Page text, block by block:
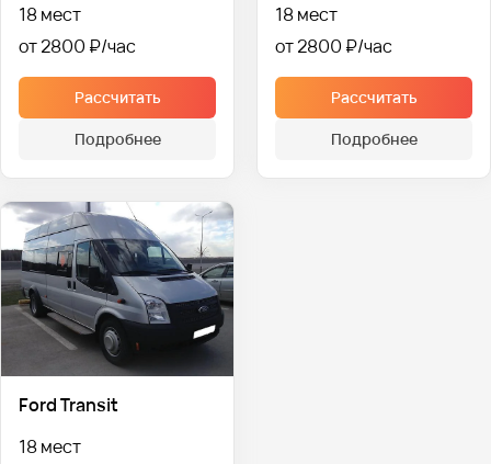
18 мест
от 2800 ₽
Рассчитать
Подробнее
18 мест
от 2800 ₽
Рассчитать
Подробнее
Ford Transit
18 мест